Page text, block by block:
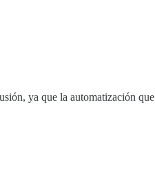
ya que la automatización que